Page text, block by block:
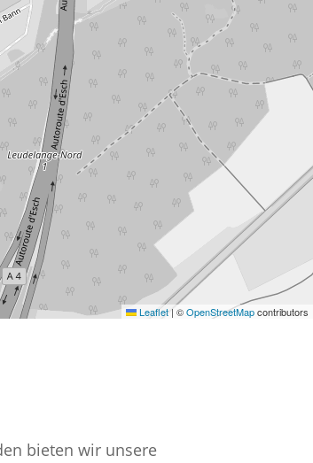
Leaflet | ©OpenStreetMapcontributors
bieten wir unsere